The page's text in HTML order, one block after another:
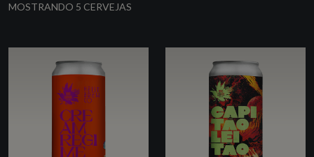
MOSTRANDO 5 CERVEJAS